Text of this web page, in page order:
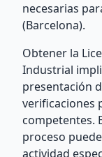
necesarias
(Barcelona).
Obtener la
Industrial
presentación
verificaciones
competentes.
proceso
actividad